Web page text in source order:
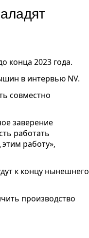
конца 2023 года.
в интервью NV.
совместно
заверение
работать
работу»,
к концу нынешнего
производство